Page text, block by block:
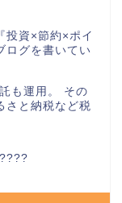
投資×節約×ポイ
ログを書いてい
も運用。 その
さと納税など税